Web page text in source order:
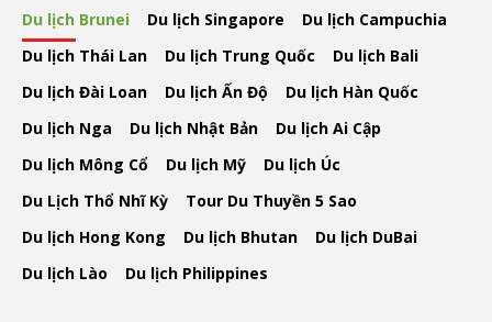
Du lịch Brunei Du lịch Singapore
Du lịch Campuchia
Du lịch Thái Lan
Du lịch Trung Quốc
Du lịch Bali
Du lịch Đài Loan
Du lịch Ấn Độ
Du lịch Hàn Quốc
Du lịch Nga
Du lịch Nhật Bản
Du lịch Ai Cập
Du lịch Mông Cổ
Du lịch Mỹ
Du lịch Úc
Du Lịch Thổ Nhĩ Kỳ
Tour Du Thuyền 5 Sao
Du lịch Hong Kong
Du lịch Bhutan
Du lịch DuBai
Du lịch Lào
Du lịch Philippines